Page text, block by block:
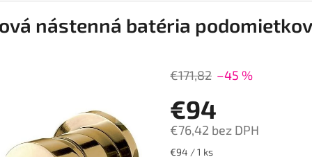
nástenná batéria
€171,82 –45 %
€94
€76,42 bez DPH
Jednotková
€94 / 1 ks